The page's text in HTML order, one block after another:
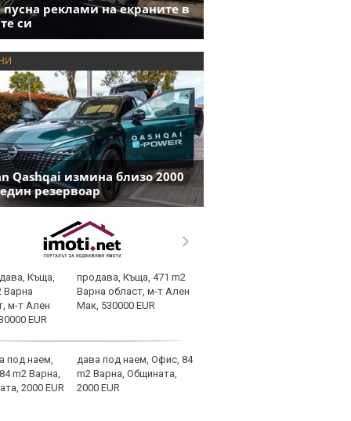
пусна реклами на екраните в
си
Qashqai измина близо 2000
резервоар
продава, Къща, 471 m2
Варна област, м-т Ален
Мак, 530000 EUR
дава под наем, Офис, 84
m2 Варна, Общината,
2000 EUR